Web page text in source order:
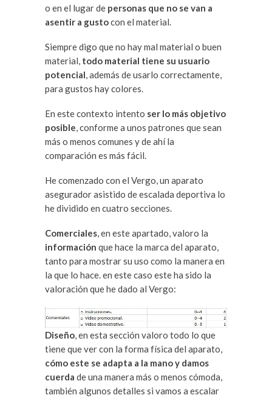
o en el lugar de personas que no se van a
asentir a gustocon el material.
Siempre digo que no hay mal material o buen
material, todo material tiene su usuario
potencial, además de usarlo correctamente,
para gustos hay colores.
En este contexto intento ser lo más objetivo
posible, conforme a unos patrones que sean
más o menos comunes y de ahí la
comparación es más fácil.
He comenzado con el Vergo, un aparato
asegurador asistido de escalada deportiva lo
he dividido en cuatro secciones.
Comerciales, en este apartado, valoro la
información que hace la marca del aparato,
tanto para mostrar su uso como la manera en
la que lo hace. en este caso este ha sido la
valoración que he dado al Vergo:
Diseño, en esta sección valoro todo lo que
tiene que ver con la forma física del aparato,
cómo este se adapta a la mano y damos
cuerda de una manera más o menos cómoda,
también algunos detalles si vamos a escalar